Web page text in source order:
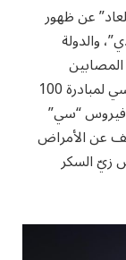
عن ظهور
والدولة
بالمرض بشكل مجاني، وده كان الهدف الأساسي لمبادرة 100
“سي”
عن الأمراض
زيّ السكر